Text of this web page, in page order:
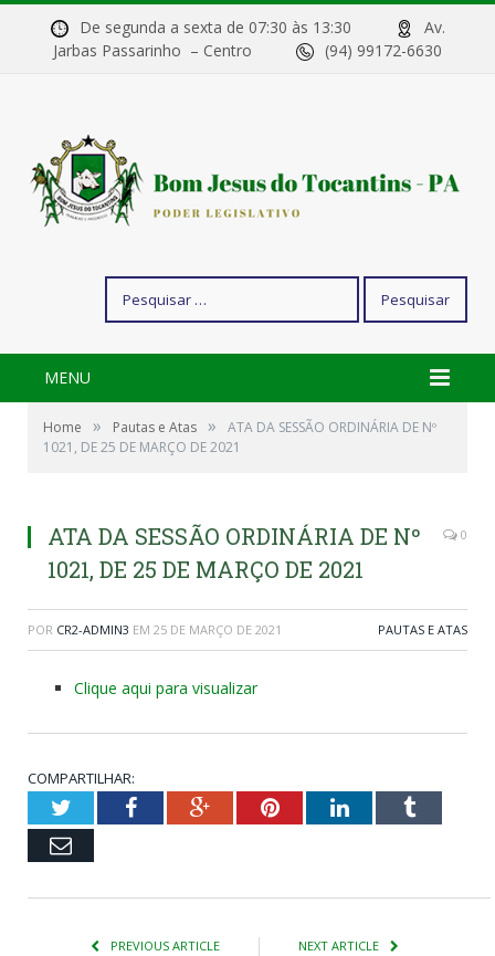
De segunda a sexta de 07:30 às 13:30
Av.
Jarbas Passarinho – Centro
(94) 99172-6630
por:
MENU
Home » Pautas e Atas »
ATA DA SESSÃO ORDINÁRIA DE Nº
1021, DE 25 DE MARÇO DE 2021
ATA DA SESSÃO ORDINÁRIA DE Nº
1021, DE 25 DE MARÇO DE 2021
0
POR CR2-ADMIN3 EM 25 DE MARÇO DE 2021 PAUTAS E ATAS
Clique aqui para visualizar
COMPARTILHAR:
TwitterFacebookGoogle+PinterestLinkedInTumblr
Email
PREVIOUS ARTICLE NEXT ARTICLE